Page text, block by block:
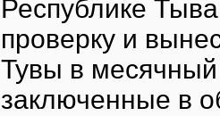
Республике
проверку и
Тувы в месячный
заключенные в